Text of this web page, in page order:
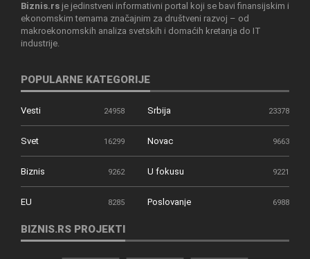
Biznis.rs je jedinstveni informativni portal koji se bavi finansijskim i
ekonomskim temama značajnim za društveni razvoj – od
makroekonomskih analiza svetskih i domaćih kretanja do IT
industrije.
POPULARNE KATEGORIJE
Vesti 24958 Srbija 23378
Svet 16299 Novac 9663
Biznis 9262 U fokusu 9221
EU 8285 Poslovanje 6988
BIZNIS.RS PROJEKTI